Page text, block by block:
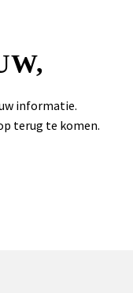
informatie.
terug te komen.